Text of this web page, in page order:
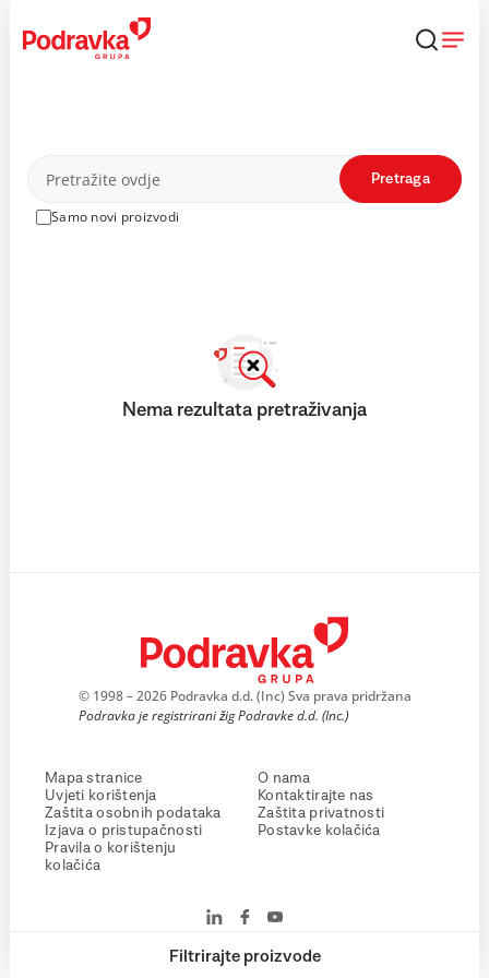
content
Proizvodi
Samo novi proizvodi
Pretraga
Filtrirajte proizvode
Nema rezultata pretraživanja
© 1998 – 2026 Podravka d.d. (Inc) Sva prava pridržana
Podravka je registrirani žig Podravke d.d. (Inc.)
Mapa stranice
Uvjeti korištenja
Zaštita osobnih podataka
Izjava o pristupačnosti
Pravila o korištenju
kolačića
O nama
Kontaktirajte nas
Zaštita privatnosti
Postavke kolačića